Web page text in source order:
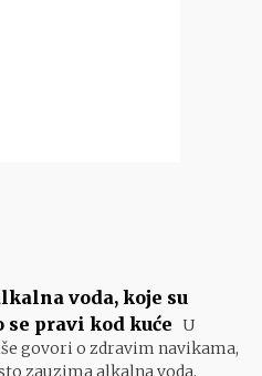
voda, koje su
pravi kod kuće U
govori o zdravim navikama,
zauzima alkalna voda.